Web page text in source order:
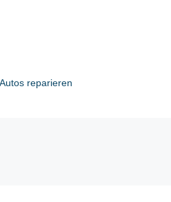
reparieren